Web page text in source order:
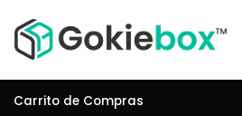
Carrito de Compras